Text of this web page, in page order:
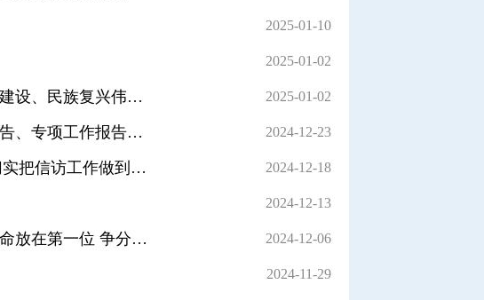
2025-01-10
2025-01-02
《求是》杂志发表习近平总书记重要文章<br/>《以中国式现代化全面推进强国建设、民族复兴伟业》 2025-01-02
十四届全国人大常委会第十三次会议举行第二次全体会议<br/>审议执法检查报告、专项工作报告等<br/>赵乐际出席会议 2024-12-23
黄坤明到广州黄埔区接待来访群众<br/>牢记为民解难为党分忧政治责任<br/>切实把信访工作做到群众心坎上 2024-12-18
2024-12-13
黄坤明王伟中赶赴深江铁路施工坍塌现场调度指导救援处置工作<br/>把抢救生命放在第一位 争分夺秒全力以赴搜救失联人员<br/>孟凡利参加 2024-12-06
2024-11-29